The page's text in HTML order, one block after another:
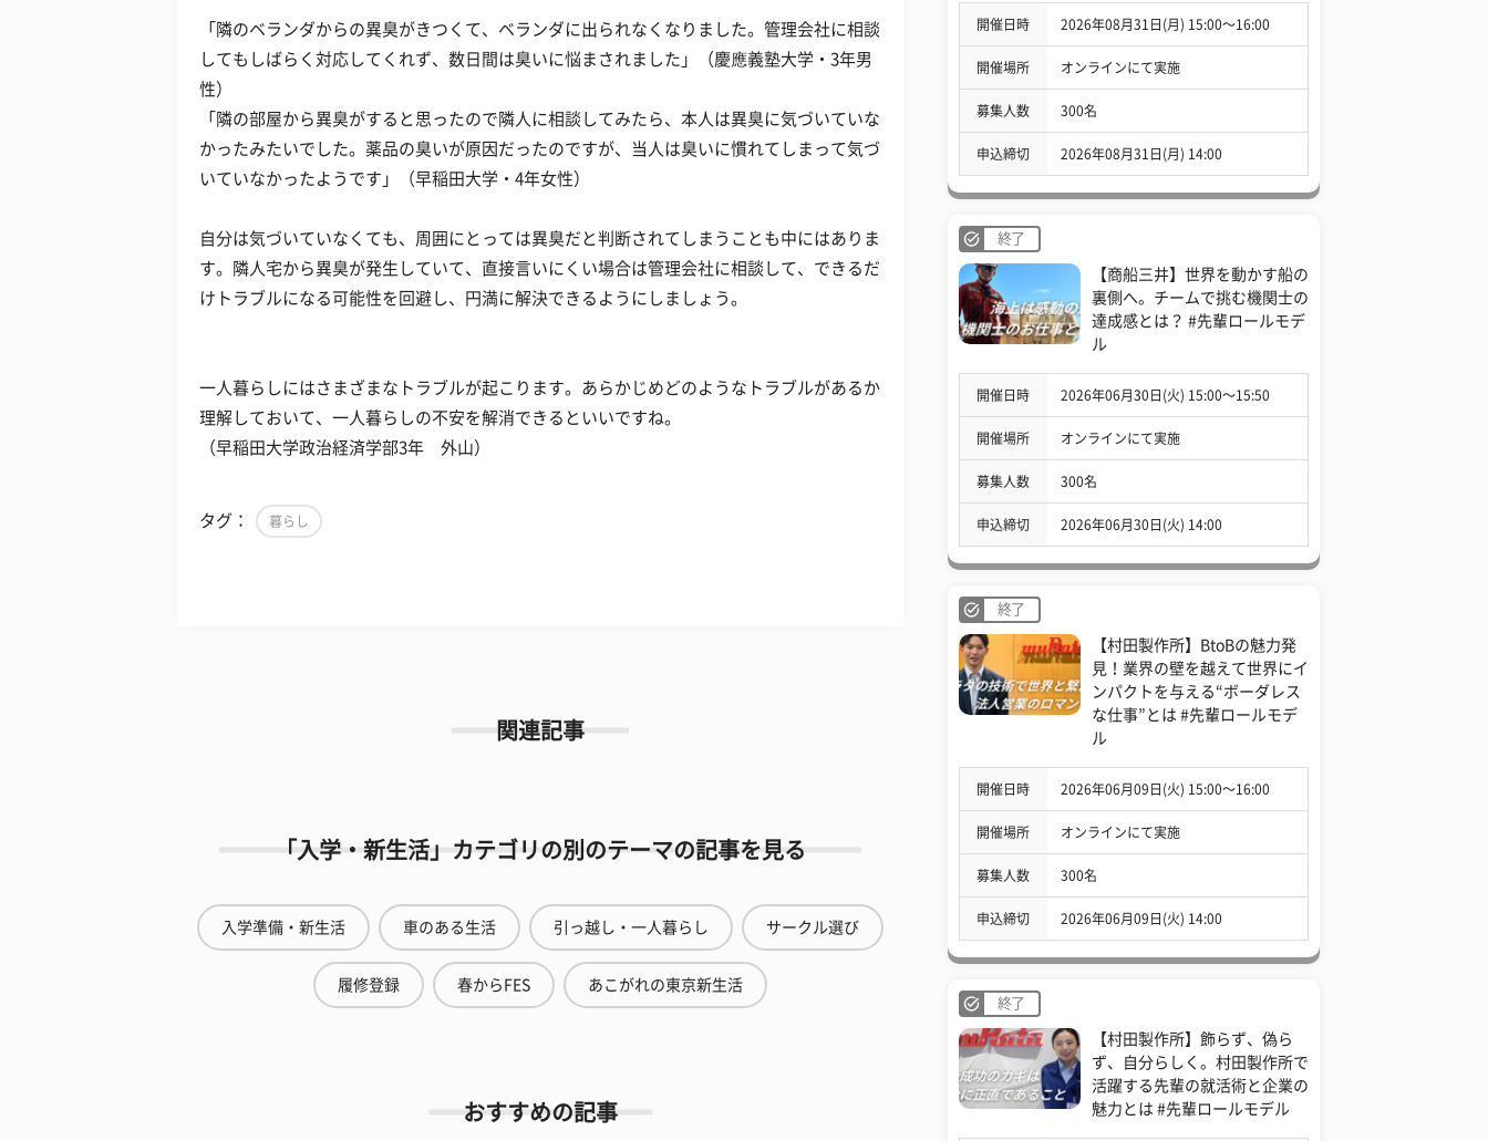
「隣のベランダからの異臭がきつくて、ベランダに出られなくなりました。管理会社に相談
してもしばらく対応してくれず、数日間は臭いに悩まされました」（慶應義塾大学・3年男
性）
「隣の部屋から異臭がすると思ったので隣人に相談してみたら、本人は異臭に気づいていな
かったみたいでした。薬品の臭いが原因だったのですが、当人は臭いに慣れてしまって気づ
いていなかったようです」（早稲田大学・4年女性）
自分は気づいていなくても、周囲にとっては異臭だと判断されてしまうことも中にはありま
す。隣人宅から異臭が発生していて、直接言いにくい場合は管理会社に相談して、できるだ
けトラブルになる可能性を回避し、円満に解決できるようにしましょう。
一人暮らしにはさまざまなトラブルが起こります。あらかじめどのようなトラブルがあるか
理解しておいて、一人暮らしの不安を解消できるといいですね。
（早稲田大学政治経済学部3年 外山）
タグ： 暮らし
関連記事
「入学・新生活」カテゴリの別のテーマの記事を見る
入学準備・新生活 車のある生活 引っ越し・一人暮らし サークル選び
履修登録 春からFES あこがれの東京新生活
おすすめの記事
開催日時 2026年08月31日(月) 15:00〜16:00
開催場所 オンラインにて実施
募集人数 300名
申込締切 2026年08月31日(月) 14:00
終了
【商船三井】世界を動かす船の
裏側へ。チームで挑む機関士の
達成感とは？ #先輩ロールモデ
ル
開催日時 2026年06月30日(火) 15:00〜15:50
開催場所 オンラインにて実施
募集人数 300名
申込締切 2026年06月30日(火) 14:00
終了
【村田製作所】BtoBの魅力発
見！業界の壁を越えて世界にイ
ンパクトを与える“ボーダレス
な仕事”とは #先輩ロールモデ
ル
開催日時 2026年06月09日(火) 15:00〜16:00
開催場所 オンラインにて実施
募集人数 300名
申込締切 2026年06月09日(火) 14:00
終了
【村田製作所】飾らず、偽ら
ず、自分らしく。村田製作所で
活躍する先輩の就活術と企業の
魅力とは #先輩ロールモデル